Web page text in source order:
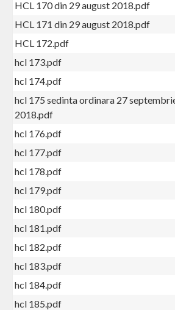
HCL 170 din 29 august 2018.pdf
HCL 171 din 29 august 2018.pdf
HCL 172.pdf
hcl 173.pdf
hcl 174.pdf
hcl 175 sedinta ordinara 27
2018.pdf
hcl 176.pdf
hcl 177.pdf
hcl 178.pdf
hcl 179.pdf
hcl 180.pdf
hcl 181.pdf
hcl 182.pdf
hcl 183.pdf
hcl 184.pdf
hcl 185.pdf